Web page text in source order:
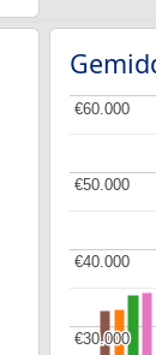
€30.000
€30.000
€40.000
€40.000
€50.000
€50.000
€60.000
€60.000